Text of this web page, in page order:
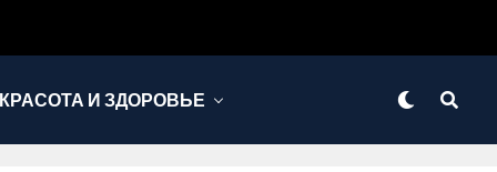
И ЗДОРОВЬЕ